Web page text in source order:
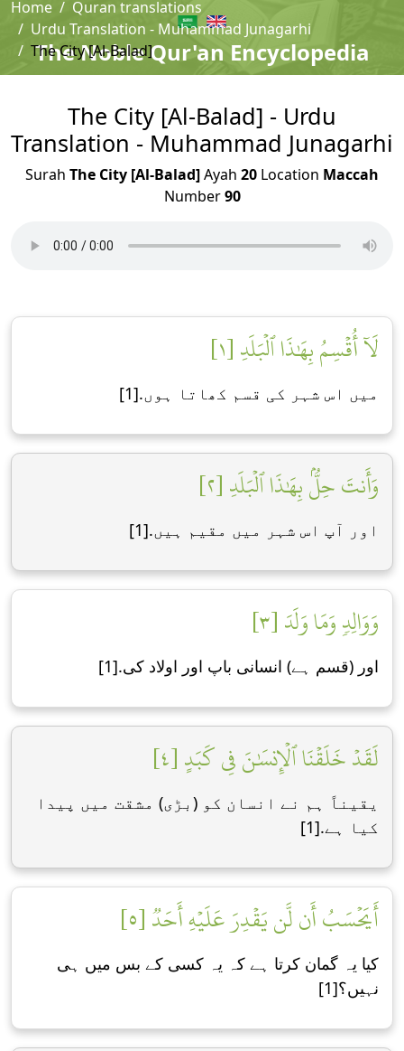
The Noble Qur'an Encyclopedia
Home
Quran translations
Urdu Translation - Muhammad Junagarhi
The City [Al-Balad]
The City [Al-Balad] - Urdu
Translation - Muhammad Junagarhi
Surah The City [Al-Balad]Ayah 20 Location Maccah
Number90
لَآ أُقۡسِمُ بِهَٰذَا ٱلۡبَلَدِ [١]
میں اس شہر کی قسم کھاتا ہوں.[1]
وَأَنتَ حِلُّۢ بِهَٰذَا ٱلۡبَلَدِ [٢]
اور آپ اس شہر میں مقیم ہیں.[1]
وَوَالِدٖ وَمَا وَلَدَ [٣]
اور (قسم ہے) انسانی باپ اور اوﻻد کی.[1]
لَقَدۡ خَلَقۡنَا ٱلۡإِنسَٰنَ فِي كَبَدٍ [٤]
یقیناً ہم نے انسان کو (بڑی) مشقت میں پیدا
کیا ہے.[1]
أَيَحۡسَبُ أَن لَّن يَقۡدِرَ عَلَيۡهِ أَحَدٞ [٥]
کیا یہ گمان کرتا ہے کہ یہ کسی کے بس میں ہی
نہیں؟[1]